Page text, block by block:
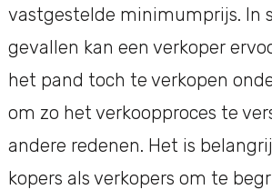
vastgestelde minimumprijs. In
gevallen kan een verkoper
het pand toch te verkopen
om zo het verkoopproces te
andere redenen. Het is
kopers als verkopers om te